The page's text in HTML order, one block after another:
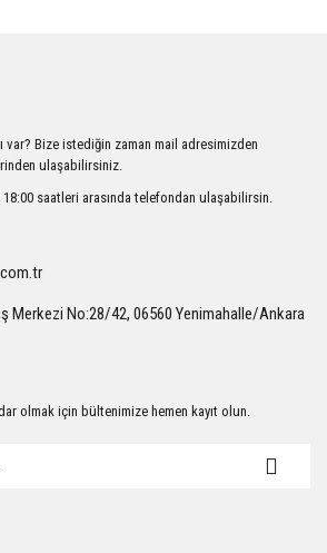
eksik bilgiler bulunuyor.
daha pahalı.
alternatifler olmalı.
var? Bize istediğin zaman mail adresimizden
ulaşabilirsiniz.
saatleri arasında telefondan ulaşabilirsin.
Merkezi No:28/42, 06560 Yenimahalle/Ankara
olmak için bültenimize hemen kayıt olun.